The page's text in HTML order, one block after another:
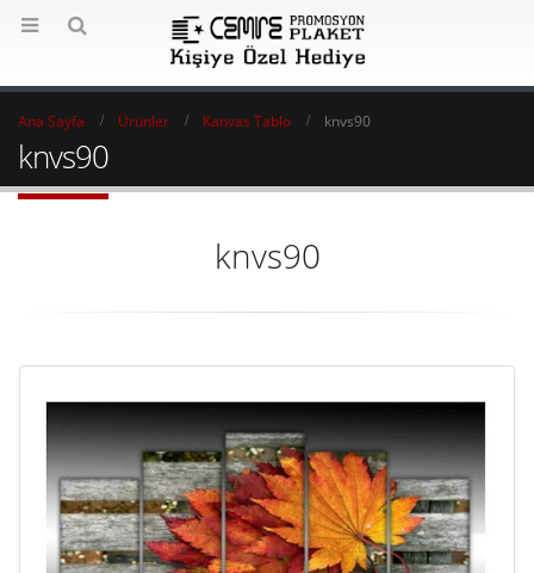
Ana Sayfa Ürünler Kanvas Tablo knvs90
knvs90
knvs90